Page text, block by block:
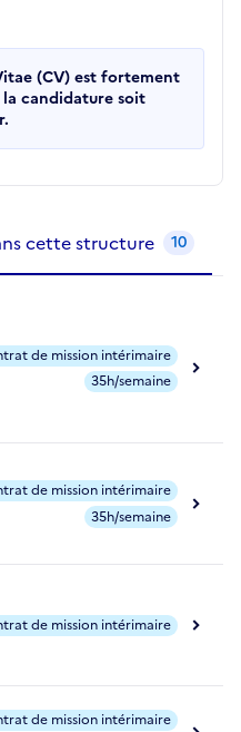
(CV) est fortement
candidature soit
cette structure 10
de mission intérimaire
35h/semaine
de mission intérimaire
35h/semaine
de mission intérimaire
de mission intérimaire